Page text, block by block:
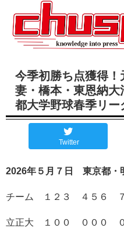
今季初勝ち点獲得
妻・橋本・東恩納
都大学野球春季リ
Twitter
2026年５月７日 東京都・
チーム １２３ ４５６ ７
立正大 １００ ０００ ０